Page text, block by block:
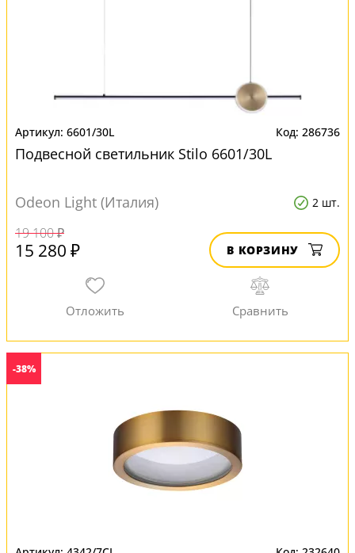
6601/30L 286736
Подвесной светильник Stilo 6601/30L
Odeon Light (Италия) 2 шт.
19 100 ₽
15 280 ₽ В КОРЗИНУ
-38%